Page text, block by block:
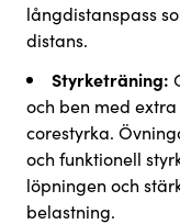
långdistanspass
distans.
Styrketräning:
och ben med
corestyrka.
och funktionell
löpningen och
belastning.